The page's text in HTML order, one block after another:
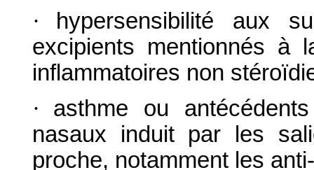
·
hypersensibilité aux
excipients mentionnés à
inflammatoires non
·
asthme ou
nasaux induit par les
proche, notamment les